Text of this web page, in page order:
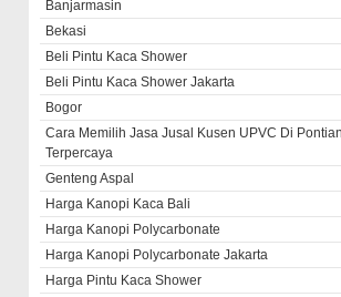
Banjarmasin
Bekasi
Beli Pintu Kaca Shower
Beli Pintu Kaca Shower Jakarta
Bogor
Cara Memilih Jasa Jusal Kusen UPVC Di
Terpercaya
Genteng Aspal
Harga Kanopi Kaca Bali
Harga Kanopi Polycarbonate
Harga Kanopi Polycarbonate Jakarta
Harga Pintu Kaca Shower